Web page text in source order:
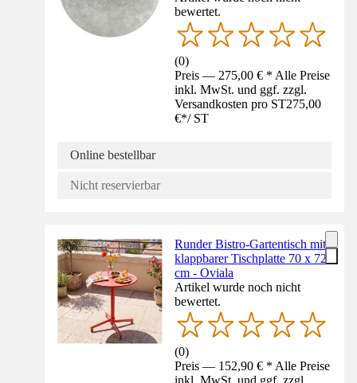
bewertet.
(0)
Preis — 275,00 € * Alle Preise
inkl. MwSt. und ggf. zzgl.
Versandkosten pro ST275,00
€*/ ST
Online bestellbar
Nicht reservierbar
Runder Bistro-Gartentisch mit
klappbarer Tischplatte 70 x 72
cm - Oviala
Artikel wurde noch nicht
bewertet.
(0)
Preis — 152,90 € * Alle Preise